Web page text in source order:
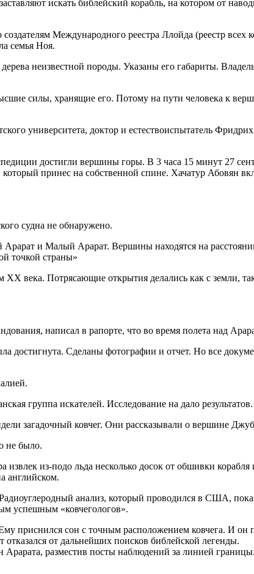
искать библейский корабль, на котором от
Международного реестра Ллойда (реестр
семья Ноя.
неизвестной породы. Указаны его габариты.
силы, хранящие его. Потому на пути человека к
университета, доктор и естествоиспытатель
достигли вершины горы. В 3 часа 15 минут 27
принес на собственной спине. Хачатур Абовян
судна не обнаружено.
и Малый Арарат. Вершины находятся на
точкой страны»
века. Потрясающие открытия делались как с земли,
написал в рапорте, что во время полета над
достигнута. Сделаны фотографии и отчет. Но все
группа искателей. Исследование на дало результатов.
загадочный ковчег. Они рассказывали о вершине
не было.
из-подо льда несколько досок от обшивки
английском.
анализ, который проводился в США,
успешным «ковчегологов».
приснился сон с точным расположением ковчега. И
отказался от дальнейших поисков библейской легенды.
разместив посты наблюдений за линией